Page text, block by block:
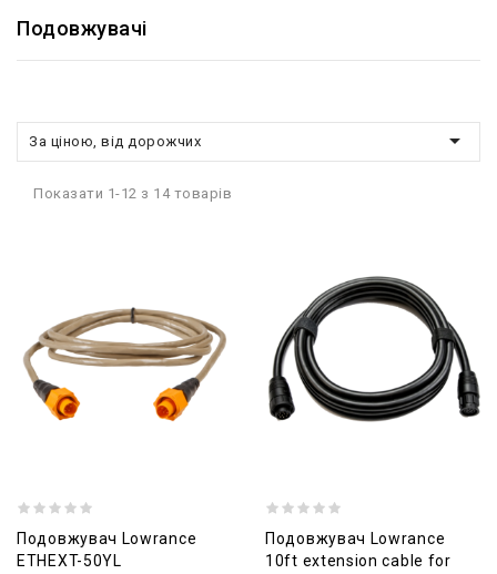
Подовжувачі
За ціною, від дорожчих 
Показати 1-12 з 14 товарів
Подовжувач Lowrance
ETHEXT-50YL
Подовжувач Lowrance
10ft extension cable for